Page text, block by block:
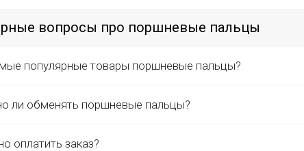
вопросы про поршневые пальцы
популярные товары поршневые пальцы?
ли обменять поршневые пальцы?
оплатить заказ?